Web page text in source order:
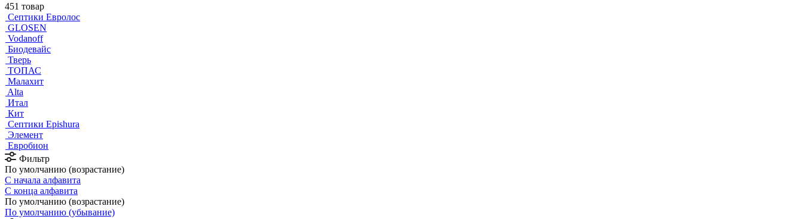
451 товар
Септики Евролос
GLOSEN
Vodanoff
Биодевайс
Тверь
ТОПАС
Малахит
Alta
Итал
Кит
Септики Epishura
Элемент
Евробион
Фильтр
По умолчанию (возрастание)
С начала алфавита
С конца алфавита
По умолчанию (возрастание)
По умолчанию (убывание)